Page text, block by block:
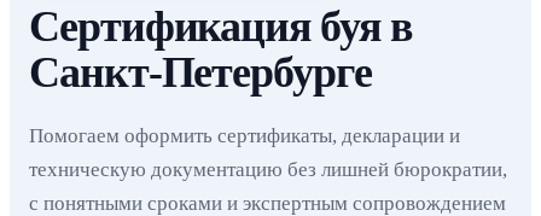
Сертификация буя в
Санкт-Петербурге
Помогаем оформить сертификаты, декларации и
техническую документацию без лишней бюрократии,
с понятными сроками и экспертным сопровождением